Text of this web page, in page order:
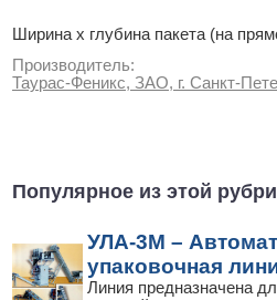
Ширина х глубина пакета (на
Производитель:
Таурас-Феникс, ЗАО, г. Санкт-
Популярное из этой
УЛА-3М –
упаковочная
Линия предназначена